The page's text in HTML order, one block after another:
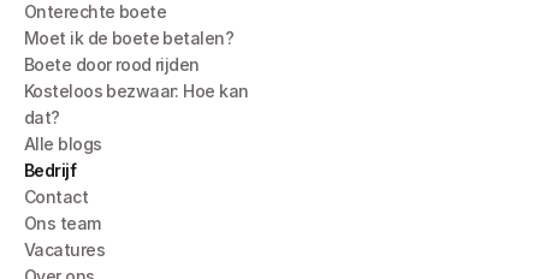
Onterechte boete
Moet ik de boete betalen?
Boete door rood rijden
Kosteloos bezwaar: Hoe kan
dat?
Alle blogs
Bedrijf
Contact
Ons team
Vacatures